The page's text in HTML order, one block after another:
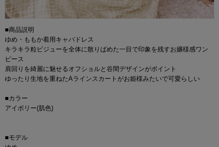
■商品説明
ゆめ・ももか着用キャバドレス
キラキラ粒ビジューを全体に散りばめた一目で印象を残すお嬢様感ワン
ピース
肩回りを綺麗に魅せるオフショルと谷間デザインがポイント
ゆったり生地を重ねたAラインスカートがお姫様みたいで可愛らしい
■カラー
アイボリー(肌色)
■モデル